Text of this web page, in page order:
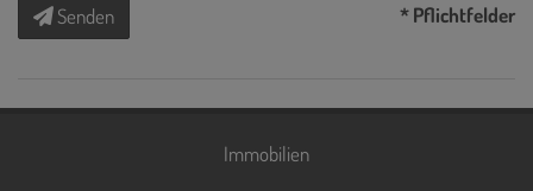
Senden * Pflichtfelder
Immobilien